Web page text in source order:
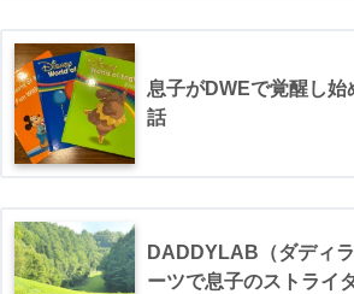
息子がDWEで覚醒し始
話
DADDYLAB（ダディ
ーツで息子のストライ